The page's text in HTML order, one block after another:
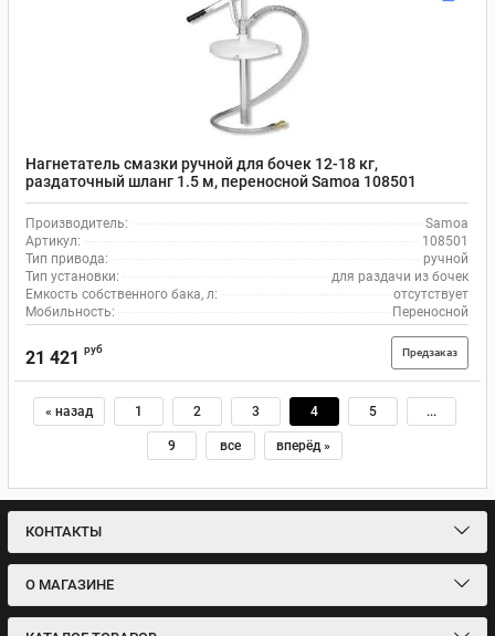
Нагнетатель смазки ручной для бочек 12-18 кг,
раздаточный шланг 1.5 м, переносной Samoa 108501
Производитель:
Samoa
Артикул:
108501
Тип привода:
ручной
Тип установки:
для раздачи из бочек
Емкость собственного бака, л:
отсутствует
Мобильность:
Переносной
21 421 руб Предзаказ
« назад 1 2 3 4 5 ...
9 все вперёд »
КОНТАКТЫ
О МАГАЗИНЕ